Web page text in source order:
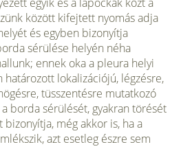
között kifejtett nyomás adja
és egyben bizonyítja
sérülése helyén néha
ennek oka a pleura helyi
határozott lokalizációjú, légzésre,
tüsszentésre mutatkozó
borda sérülését, gyakran törését
még akkor is, ha a
azt esetleg észre sem